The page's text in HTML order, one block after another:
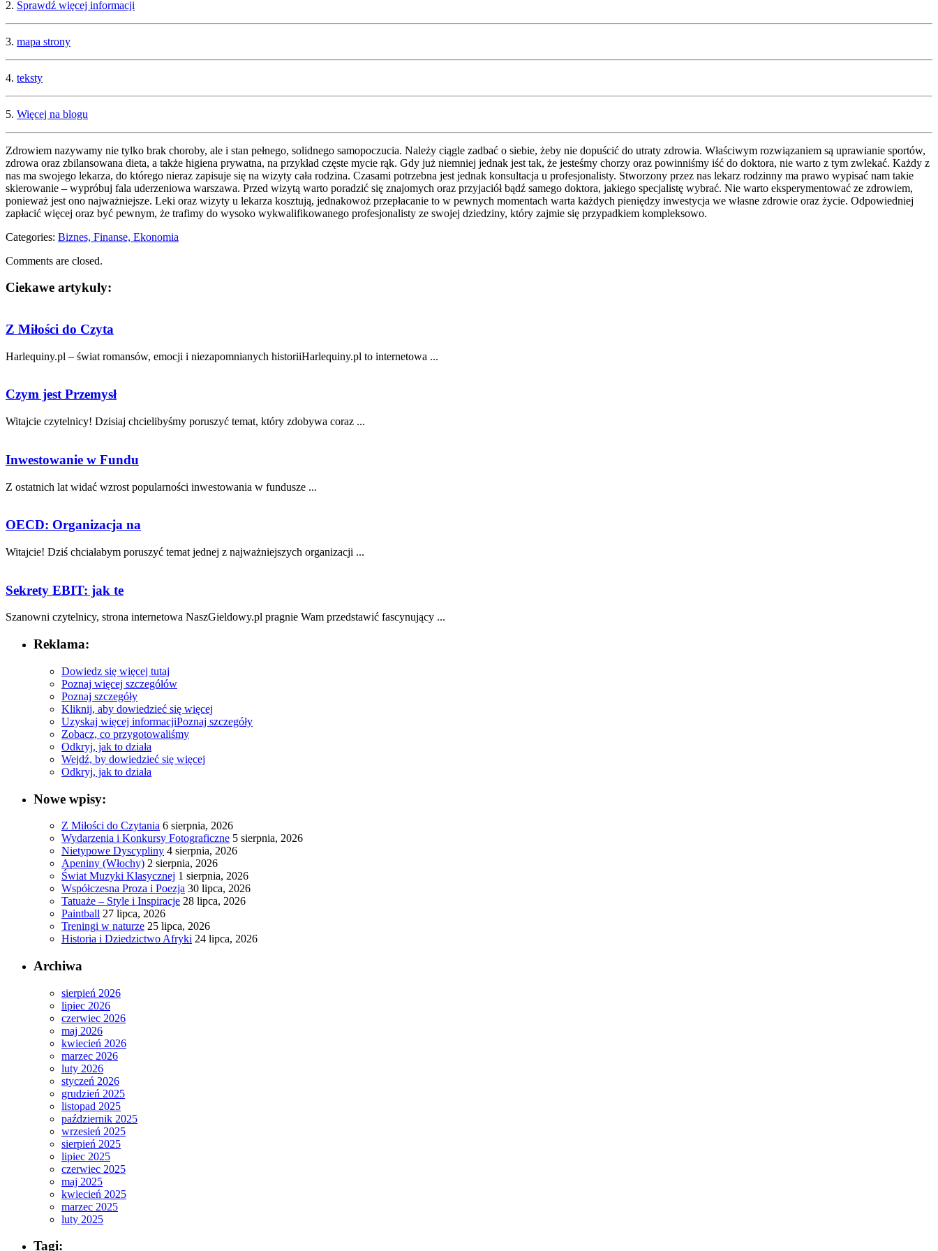
2. Sprawdź więcej informacji
3. mapa strony
4. teksty
5. Więcej na blogu
Zdrowiem nazywamy nie tylko brak choroby, ale i stan pełnego, solidnego samopoczucia. Należy ciągle zadbać o siebie, żeby nie dopuścić do utraty zdrowia. Właściwym rozwiązaniem są uprawianie sportów,
zdrowa oraz zbilansowana dieta, a także higiena prywatna, na przykład częste mycie rąk. Gdy już niemniej jednak jest tak, że jesteśmy chorzy oraz powinniśmy iść do doktora, nie warto z tym zwlekać. Każdy z
nas ma swojego lekarza, do którego nieraz zapisuje się na wizyty cała rodzina. Czasami potrzebna jest jednak konsultacja u profesjonalisty. Stworzony przez nas lekarz rodzinny ma prawo wypisać nam takie
skierowanie – wypróbuj fala uderzeniowa warszawa. Przed wizytą warto poradzić się znajomych oraz przyjaciół bądź samego doktora, jakiego specjalistę wybrać. Nie warto eksperymentować ze zdrowiem,
ponieważ jest ono najważniejsze. Leki oraz wizyty u lekarza kosztują, jednakowoż przepłacanie to w pewnych momentach warta każdych pieniędzy inwestycja we własne zdrowie oraz życie. Odpowiedniej
zapłacić więcej oraz być pewnym, że trafimy do wysoko wykwalifikowanego profesjonalisty ze swojej dziedziny, który zajmie się przypadkiem kompleksowo.
Categories: Biznes, Finanse, Ekonomia
Comments are closed.
Ciekawe artykuly:
Z Miłości do Czyta
Harlequiny.pl – świat romansów, emocji i niezapomnianych historiiHarlequiny.pl to internetowa ...
Czym jest Przemysł
Witajcie czytelnicy! Dzisiaj chcielibyśmy poruszyć temat, który zdobywa coraz ...
Inwestowanie w Fundu
Z ostatnich lat widać wzrost popularności‍ inwestowania w⁤ fundusze ...
OECD: Organizacja na
Witajcie! Dziś chciałabym poruszyć temat jednej ⁣z najważniejszych organizacji ...
Sekrety EBIT: jak te
Szanowni czytelnicy, strona internetowa NaszGieldowy.pl‍ pragnie ‍Wam przedstawić fascynujący ...
Reklama:
Dowiedz się więcej tutaj
Poznaj więcej szczegółów
Poznaj szczegóły
Kliknij, aby dowiedzieć się więcej
Uzyskaj więcej informacjiPoznaj szczegóły
Zobacz, co przygotowaliśmy
Odkryj, jak to działa
Wejdź, by dowiedzieć się więcej
Odkryj, jak to działa
Nowe wpisy:
Z Miłości do Czytania 6 sierpnia, 2026
Wydarzenia i Konkursy Fotograficzne 5 sierpnia, 2026
Nietypowe Dyscypliny 4 sierpnia, 2026
Apeniny (Włochy) 2 sierpnia, 2026
Świat Muzyki Klasycznej 1 sierpnia, 2026
Współczesna Proza i Poezja 30 lipca, 2026
Tatuaże – Style i Inspiracje 28 lipca, 2026
Paintball 27 lipca, 2026
Treningi w naturze 25 lipca, 2026
Historia i Dziedzictwo Afryki 24 lipca, 2026
Archiwa
sierpień 2026
lipiec 2026
czerwiec 2026
maj 2026
kwiecień 2026
marzec 2026
luty 2026
styczeń 2026
grudzień 2025
listopad 2025
październik 2025
wrzesień 2025
sierpień 2025
lipiec 2025
czerwiec 2025
maj 2025
kwiecień 2025
marzec 2025
luty 2025
Tagi: